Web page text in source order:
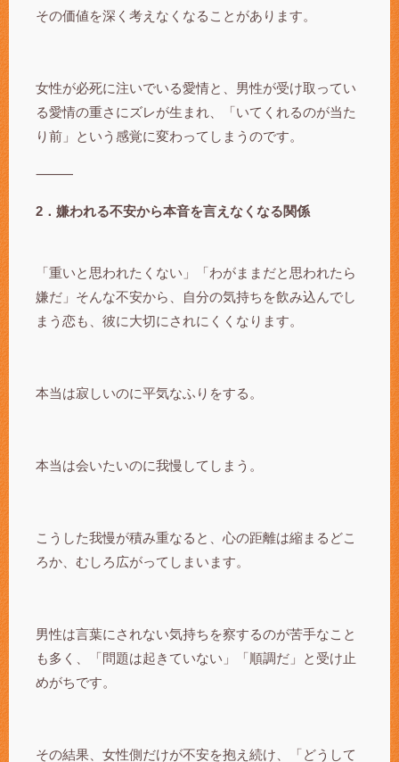
その価値を深く考えなくなることがあります。
女性が必死に注いでいる愛情と、男性が受け取ってい
る愛情の重さにズレが生まれ、「いてくれるのが当た
り前」という感覚に変わってしまうのです。
⸻
2．嫌われる不安から本音を言えなくなる関係
「重いと思われたくない」「わがままだと思われたら
嫌だ」そんな不安から、自分の気持ちを飲み込んでし
まう恋も、彼に大切にされにくくなります。
本当は寂しいのに平気なふりをする。
本当は会いたいのに我慢してしまう。
こうした我慢が積み重なると、心の距離は縮まるどこ
ろか、むしろ広がってしまいます。
男性は言葉にされない気持ちを察するのが苦手なこと
も多く、「問題は起きていない」「順調だ」と受け止
めがちです。
その結果、女性側だけが不安を抱え続け、「どうして